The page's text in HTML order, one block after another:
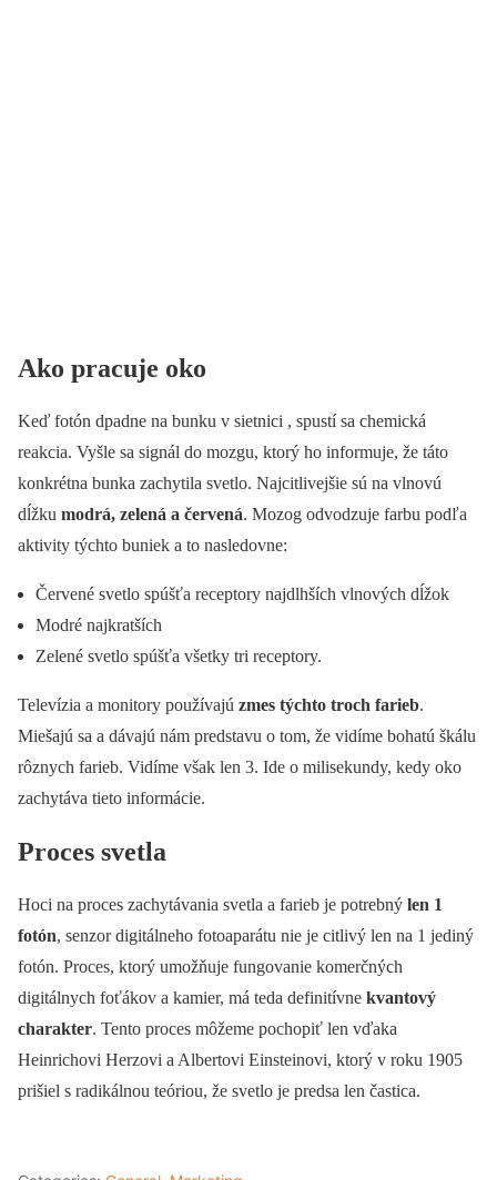
Ako pracuje oko
Keď fotón dpadne na bunku v sietnici , spustí sa chemická
reakcia. Vyšle sa signál do mozgu, ktorý ho informuje, že táto
konkrétna bunka zachytila svetlo. Najcitlivejšie sú na vlnovú
dĺžku modrá, zelená a červená. Mozog odvodzuje farbu podľa
aktivity týchto buniek a to nasledovne:
Červené svetlo spúšťa receptory najdlhších vlnových dĺžok
Modré najkratších
Zelené svetlo spúšťa všetky tri receptory.
Televízia a monitory používajú zmes týchto troch farieb.
Miešajú sa a dávajú nám predstavu o tom, že vidíme bohatú škálu
rôznych farieb. Vidíme však len 3. Ide o milisekundy, kedy oko
zachytáva tieto informácie.
Proces svetla
Hoci na proces zachytávania svetla a farieb je potrebný len 1
fotón, senzor digitálneho fotoaparátu nie je citlivý len na 1 jediný
fotón. Proces, ktorý umožňuje fungovanie komerčných
digitálnych foťákov a kamier, má teda definitívne kvantový
charakter. Tento proces môžeme pochopiť len vďaka
Heinrichovi Herzovi a Albertovi Einsteinovi, ktorý v roku 1905
prišiel s radikálnou teóriou, že svetlo je predsa len častica.